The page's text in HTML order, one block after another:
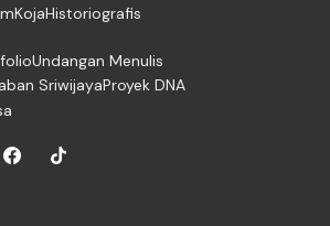
KojaHistoriografis
Undangan Menulis
SriwijayaProyek DNA